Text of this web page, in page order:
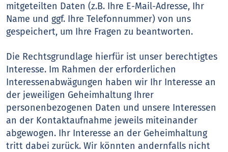
mitgeteilten Daten (z.B. Ihre E-Mail-Adresse, Ihr
Name und ggf. Ihre Telefonnummer) von uns
gespeichert, um Ihre Fragen zu beantworten.
Die Rechtsgrundlage hierfür ist unser berechtigtes
Interesse. Im Rahmen der erforderlichen
Interessenabwägungen haben wir Ihr Interesse an
der jeweiligen Geheimhaltung Ihrer
personenbezogenen Daten und unsere Interessen
an der Kontaktaufnahme jeweils miteinander
abgewogen. Ihr Interesse an der Geheimhaltung
tritt dabei zurück. Wir könnten andernfalls nicht